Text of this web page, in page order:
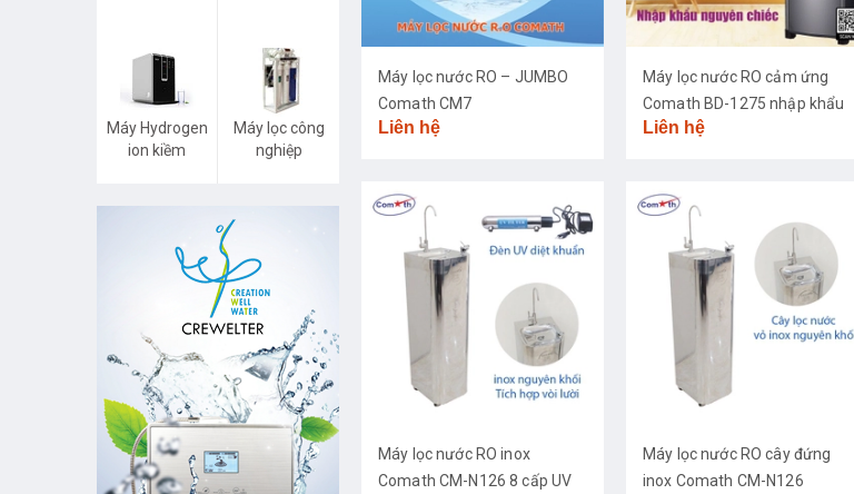
Máy Hydrogen
ion kiềm
Máy lọc công
nghiệp
Máy lọc nước RO – JUMBO
Comath CM7
Liên hệ
Máy lọc nước RO cảm ứng
Comath BD-1275 nhập khẩu
cao cấp
Liên hệ
Máy lọc nước RO inox
Comath CM-N126 8 cấp UV
Máy lọc nước RO cây đứng
inox Comath CM-N126